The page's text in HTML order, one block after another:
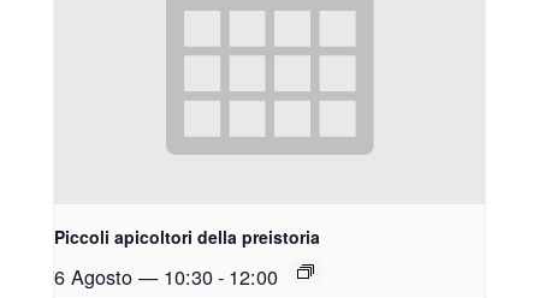
Piccoli apicoltori della preistoria
6 Agosto — 10:30- 12:00